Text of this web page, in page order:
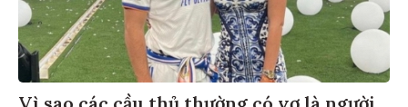
Vì sao các cầu thủ thường có vợ là người